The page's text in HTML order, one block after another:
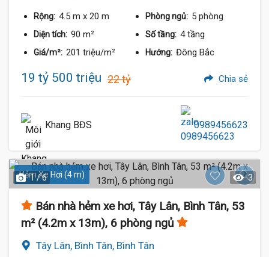
Rộng: 4.5 m x 20 m Phòng ngủ: 5 phòng
Diện tích: 90 m² Số tầng: 4 tầng
Giá/m²: 201 triệu/m² Hướng: Đông Bắc
19 tỷ 500 triệu 22 tỷ Chia sẻ
Khang BĐS 0989456623
Hẻm Xe Hơi (4 m)
1 / 6 3
Bán nhà hẻm xe hơi, Tây Lân, Bình Tân, 53
m² (4.2m x 13m), 6 phòng ngủ
Tây Lân, Bình Tân, Bình Tân